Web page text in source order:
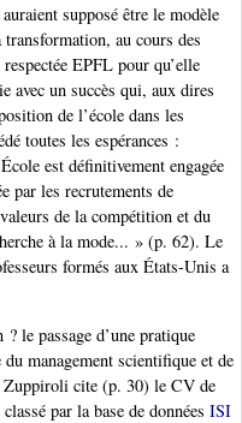
supposé être le modèle
au cours des
EPFL pour qu’elle
avec un succès qui, aux dires
de l’école dans les
toutes les espérances :
est définitivement engagée
par les recrutements de
de la compétition et du
à la mode... » (p. 62). Le
formés aux États-Unis a
le passage d’une pratique
management scientifique et de
Zuppiroli cite (p. 30) le CV de
par la base de données ISI